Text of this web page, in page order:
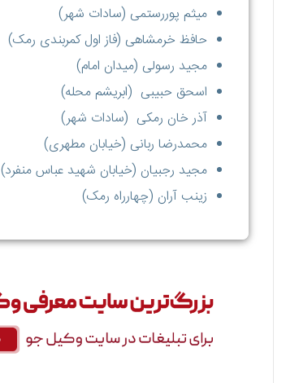
میثم پوررستمی (سادات شهر)
حافظ خرمشاهی (فاز اول کمربندی رمک)
مجید رسولی (میدان امام)
اسحق حبیبی (ابریشم محله)
آذر خان رمکی (سادات شهر)
محمدرضا ربانی (خیابان مطهری)
مجید رجبیان (خیابان شهید عباس منفرد)
زینب آران (چهارراه رمک)